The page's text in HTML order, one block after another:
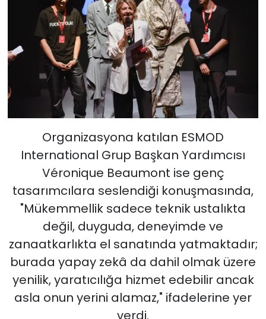
Organizasyona katılan ESMOD
International Grup Başkan Yardımcısı
Véronique Beaumont ise genç
tasarımcılara seslendiği konuşmasında,
"Mükemmellik sadece teknik ustalıkta
değil, duyguda, deneyimde ve
zanaatkarlıkta el sanatında yatmaktadır;
burada yapay zekâ da dahil olmak üzere
yenilik, yaratıcılığa hizmet edebilir ancak
asla onun yerini alamaz," ifadelerine yer
verdi.